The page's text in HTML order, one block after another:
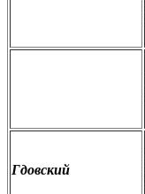
Гдовский